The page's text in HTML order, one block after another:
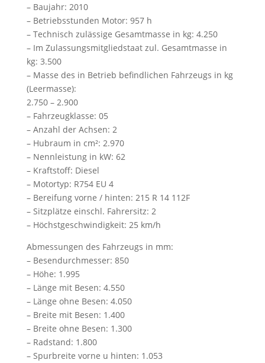
– Baujahr: 2010
– Betriebsstunden Motor: 957 h
– Technisch zulässige Gesamtmasse in kg: 4.250
– Im Zulassungsmitgliedstaat zul. Gesamtmasse in
kg: 3.500
– Masse des in Betrieb befindlichen Fahrzeugs in kg
(Leermasse):
2.750 – 2.900
– Fahrzeugklasse: 05
– Anzahl der Achsen: 2
– Hubraum in cm²: 2.970
– Nennleistung in kW: 62
– Kraftstoff: Diesel
– Motortyp: R754 EU 4
– Bereifung vorne / hinten: 215 R 14 112F
– Sitzplätze einschl. Fahrersitz: 2
– Höchstgeschwindigkeit: 25 km/h
Abmessungen des Fahrzeugs in mm:
– Besendurchmesser: 850
– Höhe: 1.995
– Länge mit Besen: 4.550
– Länge ohne Besen: 4.050
– Breite mit Besen: 1.400
– Breite ohne Besen: 1.300
– Radstand: 1.800
– Spurbreite vorne u hinten: 1.053